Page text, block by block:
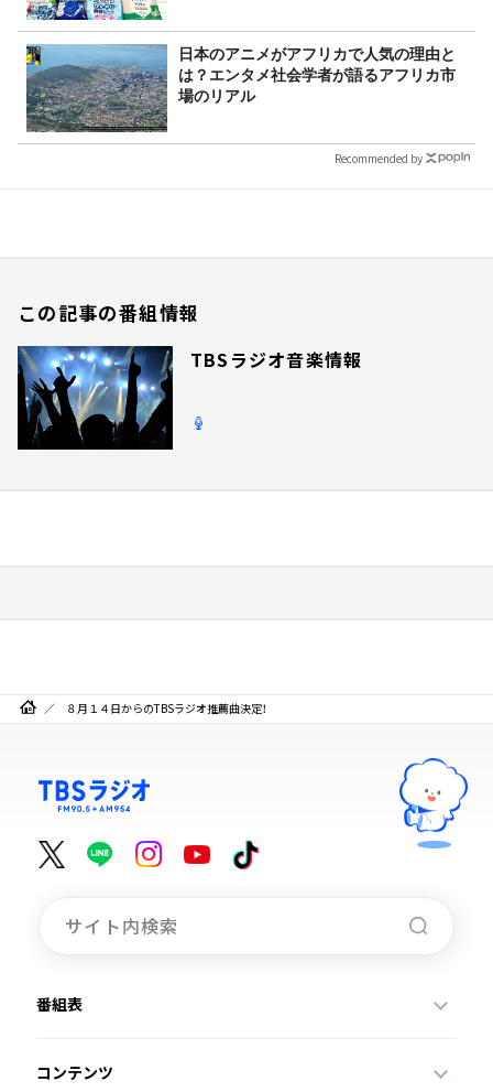
日本のアニメがアフリカで人気の理由と
は？エンタメ社会学者が語るアフリカ市
場のリアル
Recommended by
この記事の番組情報
TBSラジオ音楽情報
８月１４日からのTBSラジオ推薦曲決定！
番組表
コンテンツ